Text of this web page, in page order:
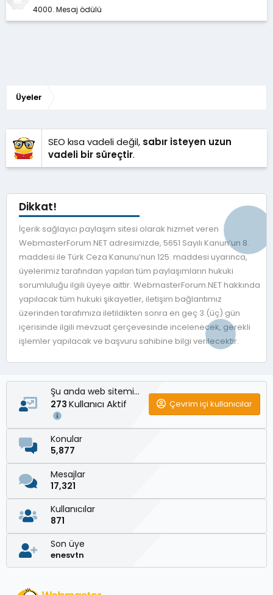
4000. Mesaj ödülü
Üyeler
SEO kısa vadeli değil, sabır isteyen uzun
vadeli bir süreçtir.
Dikkat!
İçerik sağlayıcı paylaşım sitesi olarak hizmet veren
WebmasterForum.NET adresimizde, 5651 Sayılı Kanun’un 8.
maddesi ile Türk Ceza Kanunu’nun 125. maddesi uyarınca,
üyelerimiz tarafından yapılan tüm paylaşımların hukuki
sorumluluğu ilgili üyeye aittir. WebmasterForum.NET hakkında
yapılacak tüm hukuki şikayetler, iletişim bağlantımız
üzerinden tarafımıza iletildikten sonra en geç 3 (üç) gün
içerisinde ilgili mevzuat çerçevesinde incelenecek, gerekli
işlemler yapılacak ve başvuru sahibine bilgi verilecektir.
Şu anda web sitemizde
273 Kullanıcı Aktif Çevrim içi kullanıcılar
Konular
5,877
Mesajlar
17,321
Kullanıcılar
871
Son üye
enesvtn